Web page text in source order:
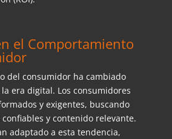
el Comportamiento
del consumidor ha cambiado
era digital. Los consumidores
y exigentes, buscando
y contenido relevante.
adaptado a esta tendencia,